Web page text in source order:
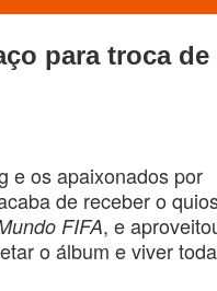
para troca de
e os apaixonados por
de receber o
FIFA, e
o álbum e viver